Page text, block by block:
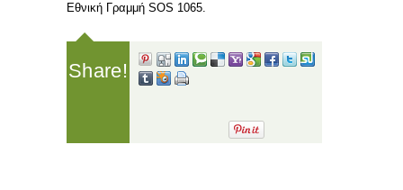
Εθνική Γραμμή SOS 1065.
Share!